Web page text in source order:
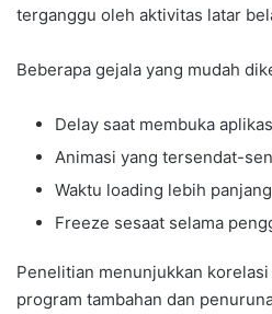
terganggu oleh aktivitas latar
Beberapa gejala yang mudah
Delay saat membuka
Animasi yang tersendat-
Waktu loading lebih panjang
Freeze sesaat selama
Penelitian menunjukkan
program tambahan dan